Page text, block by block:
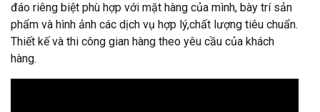
đáo riêng biệt phù hợp với mặt hàng của mình, bày trí sản
phẩm và hình ảnh các dịch vụ hợp lý,chất lượng tiêu chuẩn.
Thiết kế và thi công gian hàng theo yêu cầu của khách
hàng.